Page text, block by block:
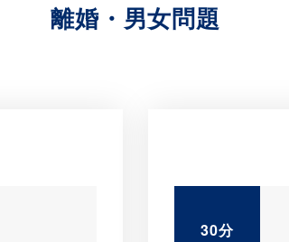
離婚・男女問題
30分